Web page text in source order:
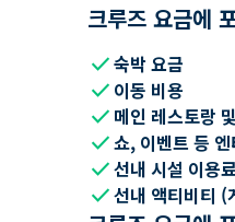
크루즈 요금에
check숙박 요금
check 이동 비용
check 메인 레스토랑
check쇼, 이벤트 등
check선내 시설 이용
check선내 액티비티 (